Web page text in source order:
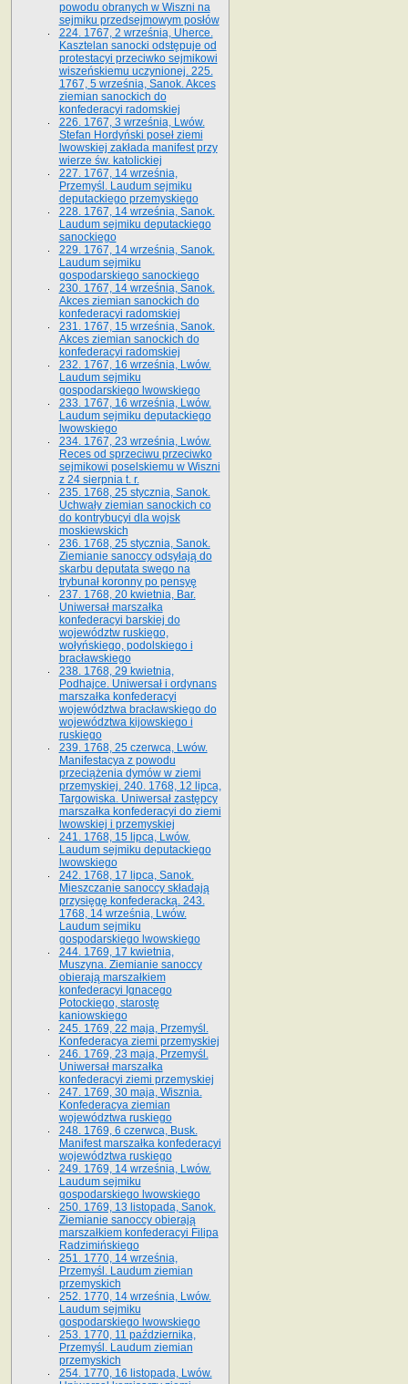
powodu obranych w Wiszni na
sejmiku przedsejmo­wym posłów
224. 1767, 2 września, Uherce.
Kasztelan sanocki odstępuje od
protestacyi przeciwko sejmikowi
wiszeńskiemu uczynionej. 225.
1767, 5 września, Sanok. Akces
ziemian sanockich do
konfederacyi radomskiej
226. 1767, 3 września, Lwów.
Stefan Hordyński poseł ziemi
lwowskiej zakłada manifest przy
wierze św. ka­tolickiej
227. 1767, 14 września,
Przemyśl. Laudum sejmiku
deputackiego przemyskiego
228. 1767, 14 września, Sanok.
Laudum sejmiku deputackiego
sanockiego
229. 1767, 14 września, Sanok.
Laudum sejmiku
gospodarskiego sanockiego
230. 1767, 14 września, Sanok.
Akces ziemian sanockich do
konfederacyi radomskiej
231. 1767, 15 września, Sanok.
Akces ziemian sanockich do
konfederacyi radomskiej
232. 1767, 16 września, Lwów.
Laudum sejmiku
gospodarskiego lwowskiego
233. 1767, 16 września, Lwów.
Laudum sejmiku deputackiego
lwowskiego
234. 1767, 23 września, Lwów.
Reces od sprzeciwu przeciwko
sejmikowi poselskiemu w Wiszni
z 24 sierpnia t. r.
235. 1768, 25 stycznia, Sanok.
Uchwały ziemian sanockich co
do kontrybucyi dla wojsk
moskiewskich
236. 1768, 25 stycznia, Sanok.
Ziemianie sanoccy odsyłają do
skarbu deputata swego na
trybunał koronny po pensyę
237. 1768, 20 kwietnia, Bar.
Uniwersał marszałka
konfederacyi barskiej do
województw ruskiego,
wołyńskiego, podolskiego i
bracławskiego
238. 1768, 29 kwietnia,
Podhajce. Uniwersał i ordynans
marszałka konfederacyi
województwa bracławskiego do
wo­jewództwa kijowskiego i
ruskiego
239. 1768, 25 czerwca, Lwów.
Manifestacya z powodu
przeciążenia dymów w ziemi
przemyskiej. 240. 1768, 12 lipca,
Targowiska. Uniwersał zastępcy
marszałka konfederacyi do ziemi
lwowskiej i przemyskiej
241. 1768, 15 lipca, Lwów.
Laudum sejmiku deputackiego
lwowskiego
242. 1768, 17 lipca, Sanok.
Mieszczanie sanoccy składają
przysięgę konfederacką. 243.
1768, 14 września, Lwów.
Laudum sejmiku
gospodarskiego lwowskiego
244. 1769, 17 kwietnia,
Muszyna. Ziemianie sanoccy
obierają marszałkiem
konfederacyi Ignacego
Potockiego, starostę
kaniowskiego
245. 1769, 22 maja, Przemyśl.
Konfederacya ziemi przemyskiej
246. 1769, 23 maja, Przemyśl.
Uniwersał marszałka
konfederacyi ziemi przemyskiej
247. 1769, 30 maja, Wisznia.
Konfederacya ziemian
województwa ruskiego
248. 1769, 6 czerwca, Busk.
Manifest marszałka konfederacyi
województwa ruskiego
249. 1769, 14 września, Lwów.
Laudum sejmiku
gospodarskiego lwowskiego
250. 1769, 13 listopada, Sanok.
Ziemianie sanoccy obierają
marszałkiem konfederacyi Filipa
Radzimińskiego
251. 1770, 14 września,
Przemyśl. Laudum ziemian
przemyskich
252. 1770, 14 września, Lwów.
Laudum sejmiku
gospodarskiego lwowskiego
253. 1770, 11 października,
Przemyśl. Laudum ziemian
przemyskich
254. 1770, 16 listopada, Lwów.